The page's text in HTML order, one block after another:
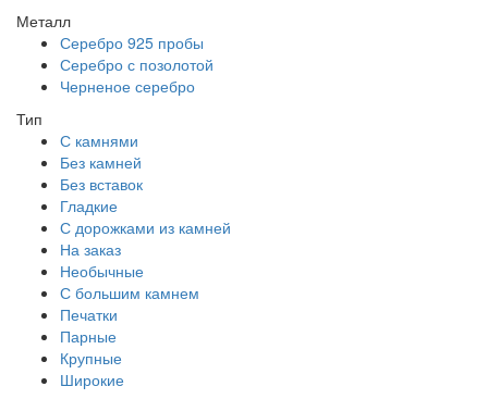
Металл
Серебро 925 пробы
Серебро с позолотой
Черненое серебро
Тип
С камнями
Без камней
Без вставок
Гладкие
С дорожками из камней
На заказ
Необычные
С большим камнем
Печатки
Парные
Крупные
Широкие